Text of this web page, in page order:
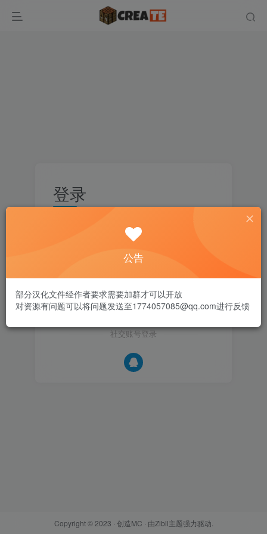
登录
登录
社交账号登录
Copyright © 2023 · 创造MC · 由Zibll主题强力驱动.
公告
部分汉化文件经作者要求需要加群才可以开放
对资源有问题可以将问题发送至1774057085@qq.com进行反馈